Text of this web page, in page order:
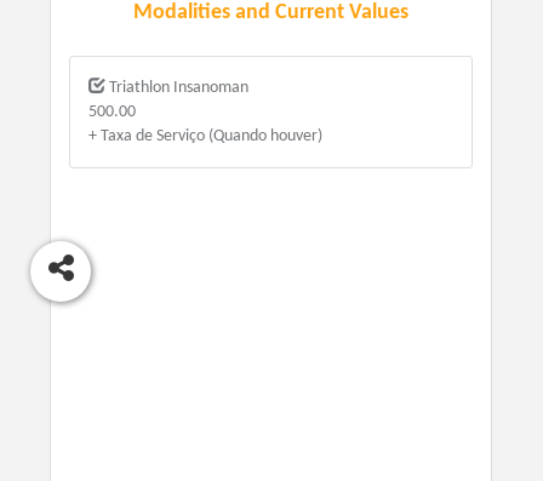
Modalities and Current Values
Triathlon Insanoman
500.00
+ Taxa de Serviço (Quando houver)